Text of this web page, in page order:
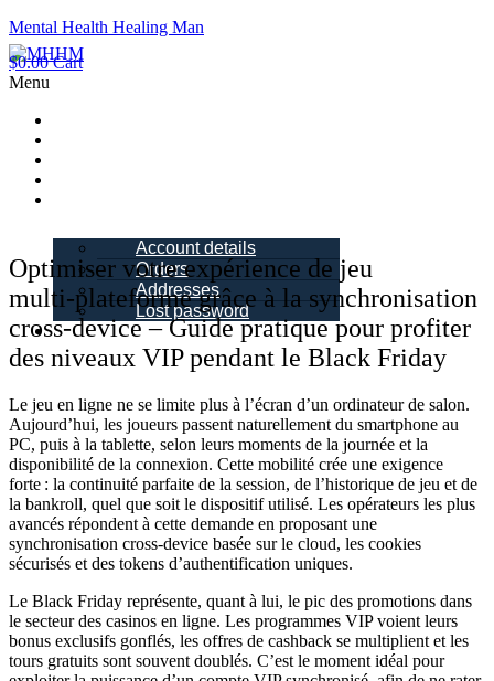
Mental Health Healing Man
$0.00 Cart
Menu
Account details
Orders
Addresses
Lost password
Schedule a
Call
Optimiser votre expérience de jeu
multi‑plateforme grâce à la synchronisation
cross‑device – Guide pratique pour profiter
des niveaux VIP pendant le Black Friday
Le jeu en ligne ne se limite plus à l’écran d’un ordinateur de salon.
Aujourd’hui, les joueurs passent naturellement du smartphone au
PC, puis à la tablette, selon leurs moments de la journée et la
disponibilité de la connexion. Cette mobilité crée une exigence
forte : la continuité parfaite de la session, de l’historique de jeu et de
la bankroll, quel que soit le dispositif utilisé. Les opérateurs les plus
avancés répondent à cette demande en proposant une
synchronisation cross‑device basée sur le cloud, les cookies
sécurisés et des tokens d’authentification uniques.
Le Black Friday représente, quant à lui, le pic des promotions dans
le secteur des casinos en ligne. Les programmes VIP voient leurs
bonus exclusifs gonflés, les offres de cashback se multiplient et les
tours gratuits sont souvent doublés. C’est le moment idéal pour